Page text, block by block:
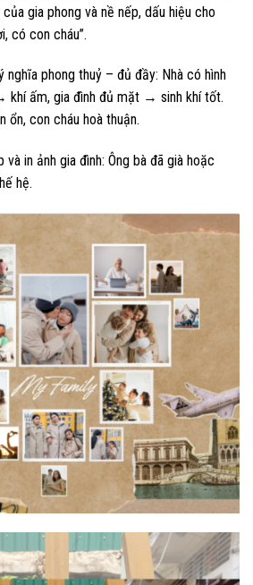
gia phong và nề nếp, dấu hiệu cho
có con cháu”.
nghĩa phong thuỷ – đủ đầy: Nhà có hình
khí ấm, gia đình đủ mặt → sinh khí tốt.
ổn, con cháu hoà thuận.
và in ảnh gia đình: Ông bà đã già hoặc
hệ.